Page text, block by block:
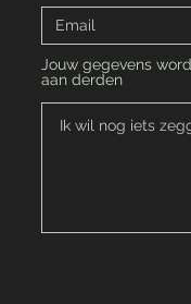
Jouw gegevens
aan derden